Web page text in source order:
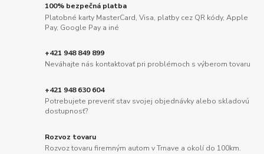
100% bezpečná platba
Platobné karty MasterCard, Visa, platby cez QR kódy, Apple
Pay, Google Pay a iné
+421 948 849 899
Neváhajte nás kontaktovať pri problémoch s výberom tovaru
+421 948 630 604
Potrebujete preveriť stav svojej objednávky alebo skladovú
dostupnosť?
Rozvoz tovaru
Rozvoz tovaru firemným autom v Trnave a okolí do 100km.